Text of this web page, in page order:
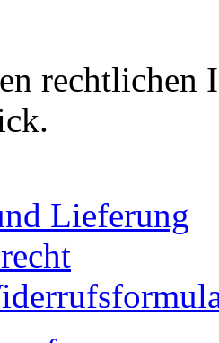
rechtlichen
Lieferung